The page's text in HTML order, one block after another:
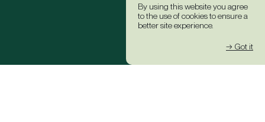
By using this website you agree
to the use of cookies to ensure a
better site experience.
→ Got it